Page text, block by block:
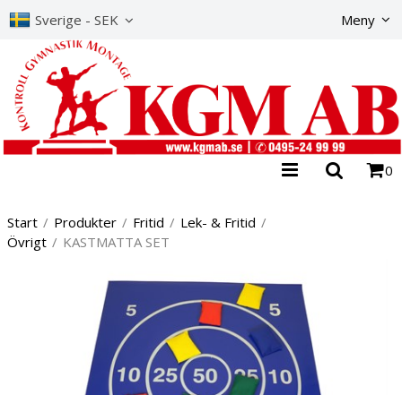
Sverige - SEK Meny
0
Start / Produkter / Fritid / Lek- & Fritid /
Övrigt / KASTMATTA SET